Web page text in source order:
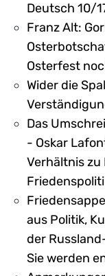
Deutsch 10/
Franz Alt:
Osterfest
Wider die
Das
- Oskar
Verhältnis zu
aus Politik,
der
Sie werden